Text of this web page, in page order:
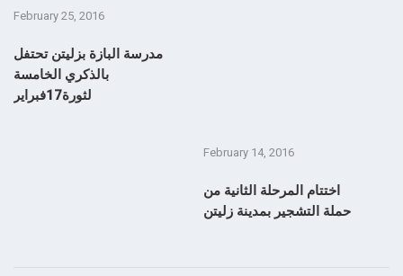
February 25, 2016
مدرسة البازة بزليتن تحتفل
بالذكري الخامسة
لثورة17فبراير
February 14, 2016
اختتام المرحلة الثانية من
حملة التشجير بمدينة زليتن